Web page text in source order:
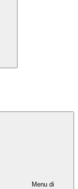
Menu di